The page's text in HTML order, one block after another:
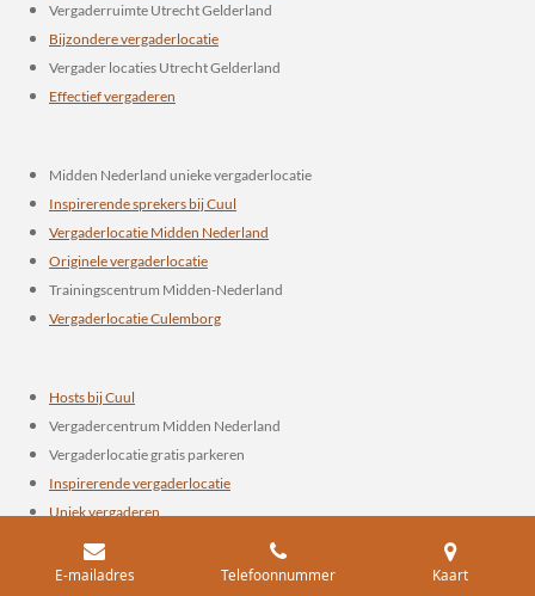
Vergaderruimte Utrecht Gelderland
Bijzondere vergaderlocatie
Vergader locaties Utrecht Gelderland
Effectief vergaderen
Midden Nederland unieke vergaderlocatie
Inspirerende sprekers bij Cuul
Vergaderlocatie Midden Nederland
Originele vergaderlocatie
Trainingscentrum Midden-Nederland
Vergaderlocatie Culemborg
Hosts bij Cuul
Vergadercentrum Midden Nederland
Vergaderlocatie gratis parkeren
Inspirerende vergaderlocatie
Uniek vergaderen
Historische vergaderlocatie
E-mailadres Telefoonnummer Kaart